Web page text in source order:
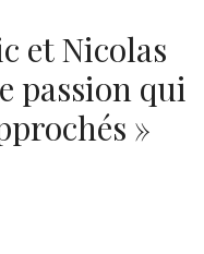
et Nicolas
passion qui
»